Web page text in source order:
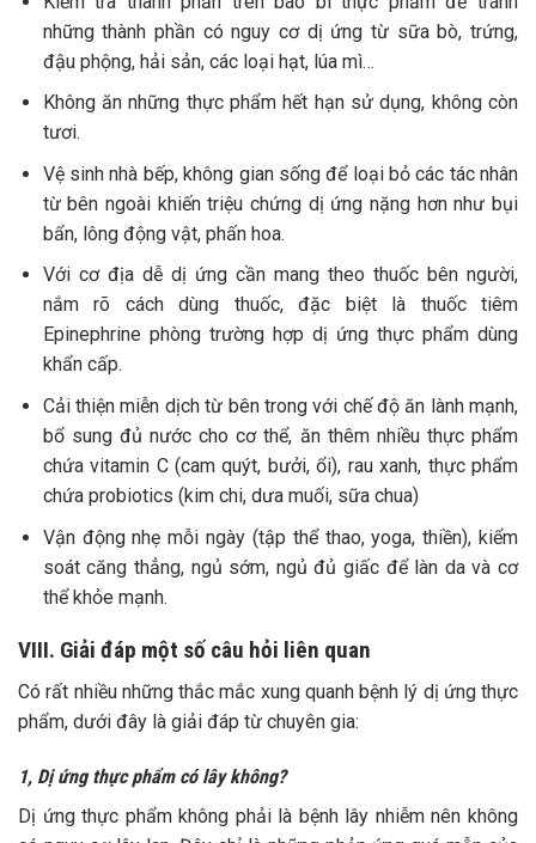
những thành phần có nguy cơ dị ứng từ sữa bò, trứng,
đậu phộng, hải sản, các loại hạt, lúa mì…
Không ăn những thực phẩm hết hạn sử dụng, không còn
tươi.
Vệ sinh nhà bếp, không gian sống để loại bỏ các tác nhân
từ bên ngoài khiến triệu chứng dị ứng nặng hơn như bụi
bẩn, lông động vật, phấn hoa.
Với cơ địa dễ dị ứng cần mang theo thuốc bên người,
nắm rõ cách dùng thuốc, đặc biệt là thuốc tiêm
Epinephrine phòng trường hợp dị ứng thực phẩm dùng
khẩn cấp.
Cải thiện miễn dịch từ bên trong với chế độ ăn lành mạnh,
bổ sung đủ nước cho cơ thể, ăn thêm nhiều thực phẩm
chứa vitamin C (cam quýt, bưởi, ổi), rau xanh, thực phẩm
chứa probiotics (kim chi, dưa muối, sữa chua)
Vận động nhẹ mỗi ngày (tập thể thao, yoga, thiền), kiểm
soát căng thẳng, ngủ sớm, ngủ đủ giấc để làn da và cơ
thể khỏe mạnh.
VIII. Giải đáp một số câu hỏi liên quan
Có rất nhiều những thắc mắc xung quanh bệnh lý dị ứng thực
phẩm, dưới đây là giải đáp từ chuyên gia:
1, Dị ứng thực phẩm có lây không?
Dị ứng thực phẩm không phải là bệnh lây nhiễm nên không